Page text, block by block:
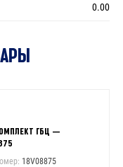
0.00
ГБЦ —
18V08875